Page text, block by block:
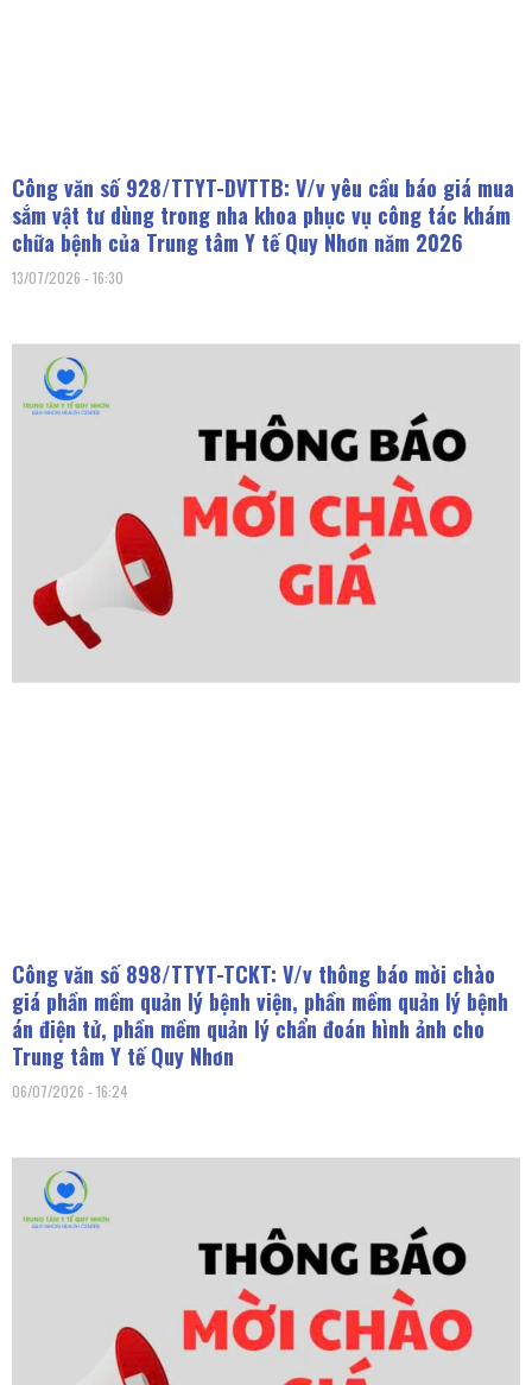
Công văn số 928/TTYT-DVTTB: V/v yêu cầu báo giá mua
sắm vật tư dùng trong nha khoa phục vụ công tác khám
chữa bệnh của Trung tâm Y tế Quy Nhơn năm 2026
13/07/2026 16:30
Công văn số 898/TTYT-TCKT: V/v thông báo mời chào
giá phần mềm quản lý bệnh viện, phần mềm quản lý bệnh
án điện tử, phần mềm quản lý chẩn đoán hình ảnh cho
Trung tâm Y tế Quy Nhơn
06/07/2026 16:24